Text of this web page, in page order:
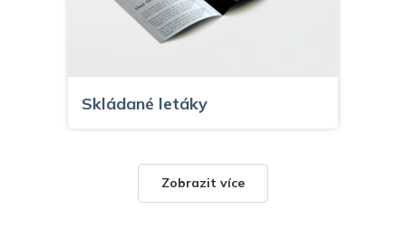
Skládané letáky
Zobrazit více